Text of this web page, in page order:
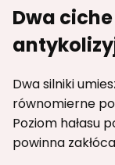
Dwa
Dwa silniki
równomierne
Poziom hałasu
powinna